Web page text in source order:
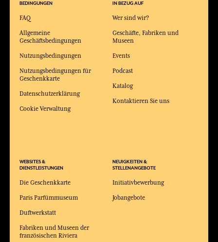
BEDINGUNGEN
FAQ
Allgemeine
Geschäftsbedingungen
Nutzungsbedingungen
Nutzungsbedingungen für
Geschenkkarte
Datenschutzerklärung
Cookie Verwaltung
WEBSITES &
DIENSTLEISTUNGEN
Die Geschenkkarte
Paris Parfümmuseum
Duftwerkstatt
Fabriken und Museen der
französischen Riviera
IN BEZUG AUF
Wer sind wir?
Geschäfte, Fabriken und
Museen
Events
Podcast
Katalog
Kontaktieren Sie uns
NEUIGKEITEN &
STELLENANGEBOTE
Initiativbewerbung
Jobangebote